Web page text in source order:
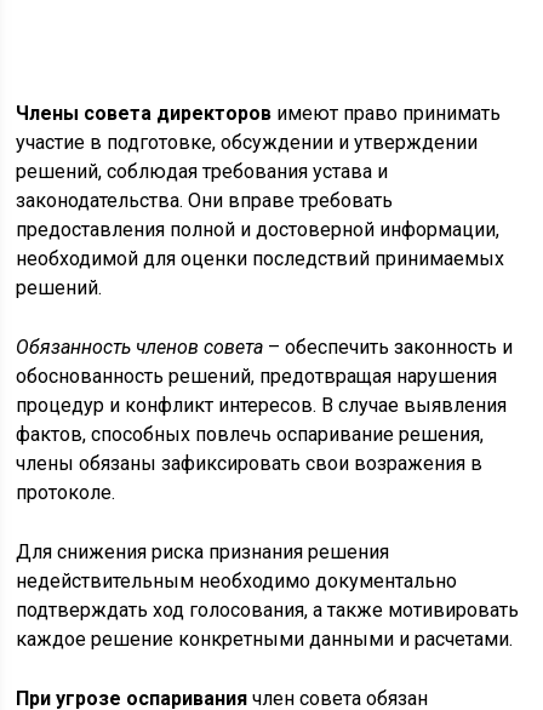
Члены совета директоров имеют право принимать
участие в подготовке, обсуждении и утверждении
решений, соблюдая требования устава и
законодательства. Они вправе требовать
предоставления полной и достоверной информации,
необходимой для оценки последствий принимаемых
решений.
Обязанность членов совета – обеспечить законность и
обоснованность решений, предотвращая нарушения
процедур и конфликт интересов. В случае выявления
фактов, способных повлечь оспаривание решения,
члены обязаны зафиксировать свои возражения в
протоколе.
Для снижения риска признания решения
недействительным необходимо документально
подтверждать ход голосования, а также мотивировать
каждое решение конкретными данными и расчетами.
При угрозе оспаривания член совета обязан